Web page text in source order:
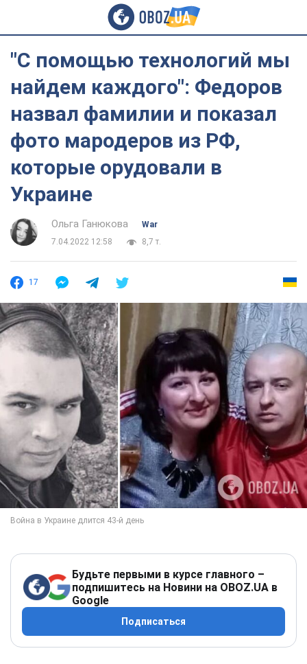
"С помощью технологий мы
найдем каждого": Федоров
назвал фамилии и показал
фото мародеров из РФ,
которые орудовали в
Украине
Ольга Ганюкова
War
7.04.2022 12:58
8,7 т.
17
Будьте первыми в курсе главного –
подпишитесь на Новини на OBOZ.UA в
Google
Подписаться